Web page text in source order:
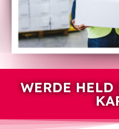
WERDE